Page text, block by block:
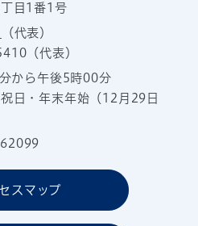
目1番1号
（代表）
（代表）
から午後5時00分
日・年末年始（12月29日
スマップ